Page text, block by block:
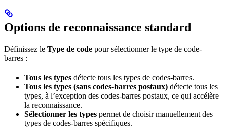
Options de reconnaissance standard
Définissez le Type de code pour sélectionner le type de code-
barres :
Tous les types détecte tous les types de codes-barres.
Tous les types (sans codes-barres postaux) détecte tous les
types, à l’exception des codes-barres postaux, ce qui accélère
la reconnaissance.
Sélectionner les types permet de choisir manuellement des
types de codes-barres spécifiques.